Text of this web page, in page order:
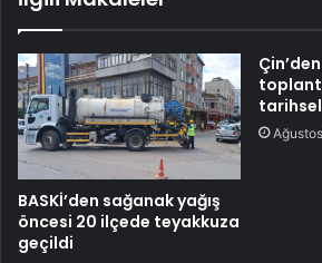
BASKİ’den sağanak yağış
öncesi 20 ilçede teyakkuza
geçildi
tarihsel